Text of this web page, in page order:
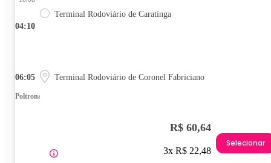
04:10
Terminal Rodoviário de Caratinga
06:05 Terminal Rodoviário de Coronel Fabriciano
Poltrona
R$ 60,64
3x R$ 22,48
Selecionar